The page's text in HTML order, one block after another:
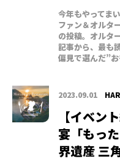
今年もやってま
ファン＆オルタ
の投稿。オルタ
記事から、最も
偏見で選んだ”
2023.09.01
【イベン
宴「もっ
界遺産 三